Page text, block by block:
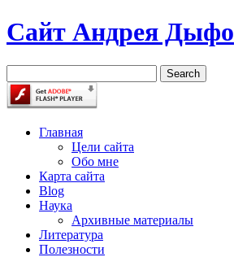
Сайт Андрея Дыфо
Главная
Цели сайта
Обо мне
Карта сайта
Blog
Наука
Архивные материалы
Литература
Полезности